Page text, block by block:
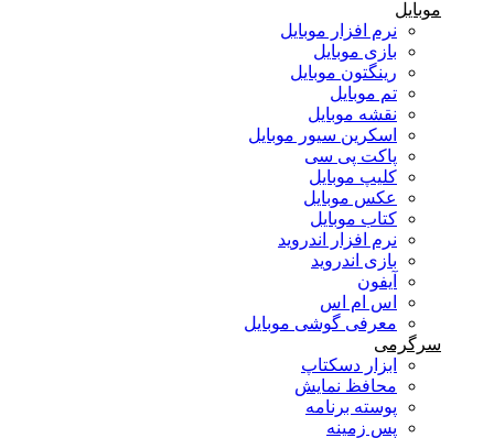
موبایل
نرم افزار موبایل
بازی موبایل
رینگتون موبایل
تم موبایل
نقشه موبایل
اسکرین سیور موبایل
پاکت پی سی
کلیپ موبایل
عکس موبایل
کتاب موبایل
نرم افزار اندروید
بازی اندروید
آیفون
اس ام اس
معرفی گوشی موبایل
سرگرمی
ابزار دسکتاپ
محافظ نمایش
پوسته برنامه
پس زمینه